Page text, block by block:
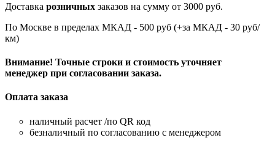
Доставка розничных заказов на сумму от 3000 руб.
По Москве в пределах МКАД - 500 руб (+за МКАД - 30 руб/
км)
Внимание! Точные строки и стоимость уточняет
менеджер при согласовании заказа.
Оплата заказа
наличный расчет /по QR код
безналичный по согласованию с менеджером